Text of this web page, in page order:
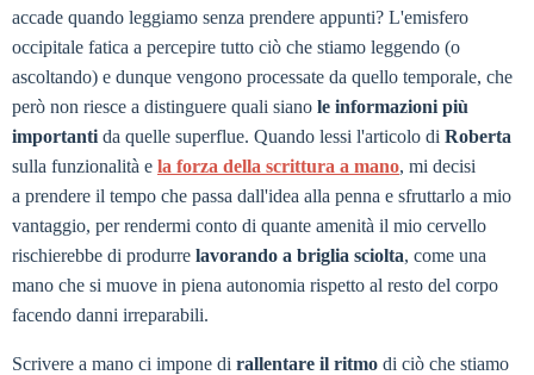
accade quando leggiamo senza prendere appunti? L'emisfero
occipitale fatica a percepire tutto ciò che stiamo leggendo (o
ascoltando) e dunque vengono processate da quello temporale, che
però non riesce a distinguere quali siano le informazioni più
importanti da quelle superflue. Quando lessi l'articolo di Roberta
sulla funzionalità e la forza della scrittura a mano, mi decisi
a prendere il tempo che passa dall'idea alla penna e sfruttarlo a mio
vantaggio, per rendermi conto di quante amenità il mio cervello
rischierebbe di produrre lavorando a briglia sciolta, come una
mano che si muove in piena autonomia rispetto al resto del corpo
facendo danni irreparabili.
Scrivere a mano ci impone di rallentare il ritmo di ciò che stiamo